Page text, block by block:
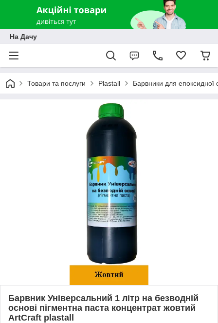
На Дачу
Товари та послуги Plastall Барвники для епоксидної
Барвник Універсальний 1 літр на безводній
основі пігментна паста концентрат жовтий
ArtCraft plastall